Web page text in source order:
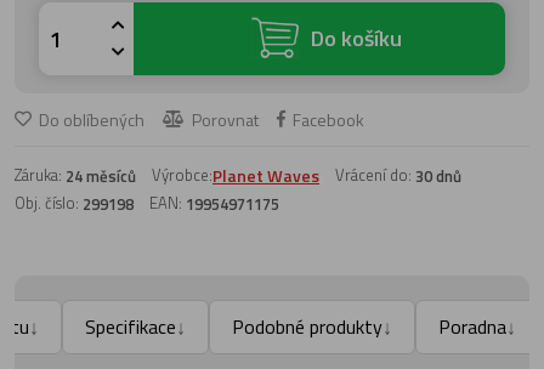
Do košíku
Do oblíbených Porovnat Facebook
Záruka: 24 měsíců Výrobce:Planet Waves Vrácení do: 30 dnů
Obj. číslo: 299198 EAN: 19954971175
↓ Specifikace↓ Podobné produkty↓ Poradna↓